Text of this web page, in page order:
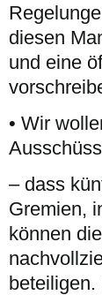
diesen
und eine
• Wir
– dass
Gremien,
können